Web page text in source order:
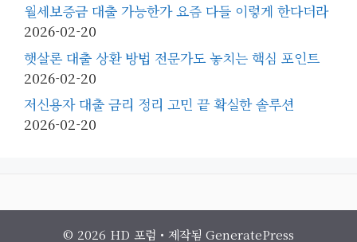
월세보증금 대출 가능한가 요즘 다들 이렇게 한다더라
2026-02-20
햇살론 대출 상환 방법 전문가도 놓치는 핵심 포인트
2026-02-20
저신용자 대출 금리 정리 고민 끝 확실한 솔루션
2026-02-20
© 2026 HD 포럼 • 제작됨 GeneratePress